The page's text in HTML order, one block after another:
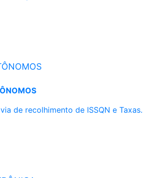
de recolhimento de ISSQN e Taxas.